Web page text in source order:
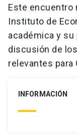
Este encuentro
Instituto de
académica y
discusión de
relevantes para
INFORMACIÓN